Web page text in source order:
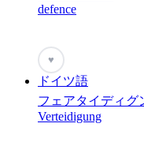
defence
♥
ドイツ語
フェアタイディグ
Verteidigung